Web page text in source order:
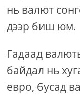
нь валют
дээр биш юм.
Гадаад
байдал нь
евро, бусад